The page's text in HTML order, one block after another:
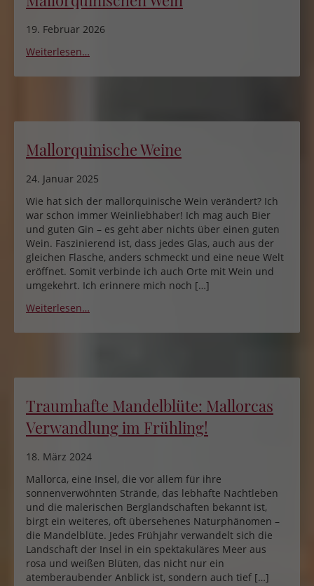
19. Februar 2026
Weiterlesen…
Mallorquinische Weine
24. Januar 2025
Wie hat sich der mallorquinische Wein verändert? Ich
war schon immer Weinliebhaber! Ich mag auch Bier
und guten Gin – es geht aber nichts über einen guten
Wein. Faszinierend ist, dass jedes Glas, auch aus der
gleichen Flasche, anders schmeckt und eine neue Welt
eröffnet. Somit verbinde ich auch Orte mit Wein und
umgekehrt. Ich erinnere mich noch […]
Weiterlesen…
Traumhafte Mandelblüte: Mallorcas
Verwandlung im Frühling!
18. März 2024
Mallorca, eine Insel, die vor allem für ihre
sonnenverwöhnten Strände, das lebhafte Nachtleben
und die malerischen Berglandschaften bekannt ist,
birgt ein weiteres, oft übersehenes Naturphänomen –
die Mandelblüte. Jedes Frühjahr verwandelt sich die
Landschaft der Insel in ein spektakuläres Meer aus
rosa und weißen Blüten, das nicht nur ein
atemberaubender Anblick ist, sondern auch tief […]